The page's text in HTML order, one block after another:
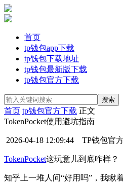
首页
tp钱包app下载
tp钱包下载地址
tp钱包最新版下载
tp钱包官方下载
首页 tp钱包官方下载 正文
TokenPocket使用避坑指南
2026-04-18 12:09:44 TP钱包官
TokenPocket这玩意儿到底咋样？
知乎上一堆人问“好用吗”，我瞅